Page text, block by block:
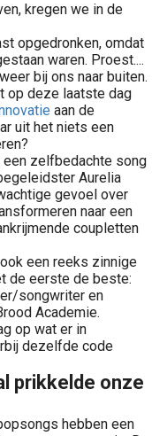
kregen we in de
opgedronken, omdat
waren. Proest....
bij ons naar buiten.
op deze laatste dag
aan de
uit het niets een
zelfbedachte song
Aurelia
gevoel over
naar een
coupletten
een reeks zinnige
de eerste de beste:
songwriter en
Academie.
op wat er in
dezelfde code
prikkelde onze
hebben een